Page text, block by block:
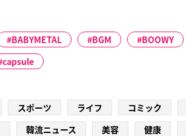
BABYMETAL BGM BOOWY
capsule
スポーツ ライフ コミック
韓流ニュース 美容 健康